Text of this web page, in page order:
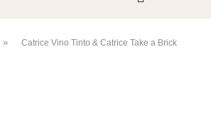
» Catrice Vino Tinto & Catrice Take a Brick